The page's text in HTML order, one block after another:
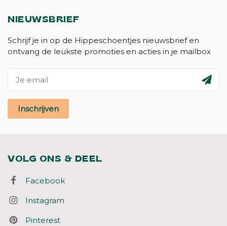
NIEUWSBRIEF
Schrijf je in op de Hippeschoentjes nieuwsbrief en
ontvang de leukste promoties en acties in je mailbox
Inschrijven
VOLG ONS & DEEL
Facebook
Instagram
Pinterest